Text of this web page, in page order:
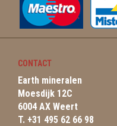
CONTACT
Earth mineralen
Moesdijk 12C
6004 AX Weert
T. +31 495 62 66 98